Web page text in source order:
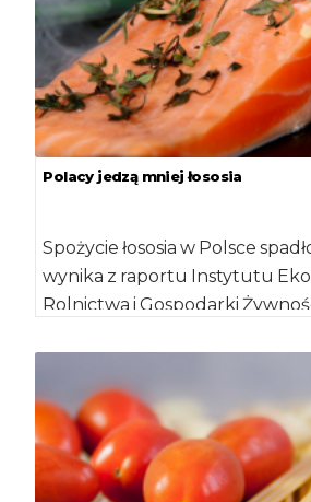
Polacy jedzą mniej łososia
Spożycie łososia w Polsce
wynika z raportu Instytutu
Rolnictwa i Gospodarki